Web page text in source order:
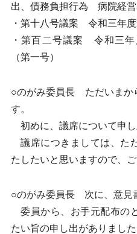
出、債務負担行為 病院経営
・第十八号議案 令和三年
・第百二号議案 令和三
（第一号）
○のがみ委員長 ただいまか
す。
初めに、議席について申し
議席につきましては、た
たしたいと思いますので、ご
○のがみ委員長 次に、意見
委員から、お手元配布の
たい旨の申し出がありました